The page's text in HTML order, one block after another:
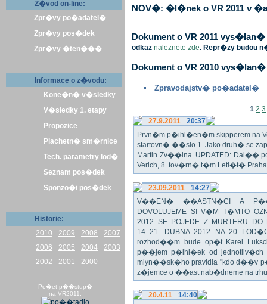
Z�vod on-line:
Zpr�vy po�adatel�
Zpr�vy pos�dek
Zpr�vy �ten���
Informace o z�vodu:
Kone�n� v�sledky
V�sledky 1. etapy
Propozice
Plachetn� sm�rnice
Tech. parametry lod�
Seznam pos�dek
Sponzo�i pos�dek
Historie:
2010
2009 2008
2007
2006
2005 2004
2003
2002
2001 2000
Po�et p��stup�
na VR2011:
NOV�: �l�nek o VR 2011 v
Dokument o VR 2011
odkaz naleznete zde. Repr�zy budou
Dokument o VR 2010
Zpravodajstv� po�adatel�
1 2 3
27.9.2011
20:37
Prvn�m p�ihl�en�m skipperem na
startovn� ��slo 1. Jako druh� se
Martin Zv��ina. UPDATED: Dal��
Verich, 8. tov�rn� t�m Leti�t� Praha
23.09.2011
14:27
V��EN� ��ASTN�CI A
DOVOLUJEME SI V�M T�MTO
2012 SE POJEDE Z MURTERU
14.-21. DUBNA 2012 NA 20
rozhod��m bude op�t Karel
p��jem p�ihl�ek od jednotliv�ch
mlyn��sk�ho pravidla "kdo d��v
z�jemce o ��ast nab�dneme na
20.4.11
14:40